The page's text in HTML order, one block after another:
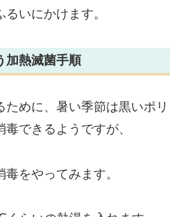
いにかけます。
加熱滅菌手順
ために、暑い季節は黒いポリ
できるようですが、
をやってみます。